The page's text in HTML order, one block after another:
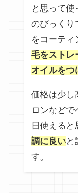
と思って使
のびっくり
をコーティ
毛をストレ
オイルをつ
価格は少し
ロンなど
日使えると
調に良いと
す。